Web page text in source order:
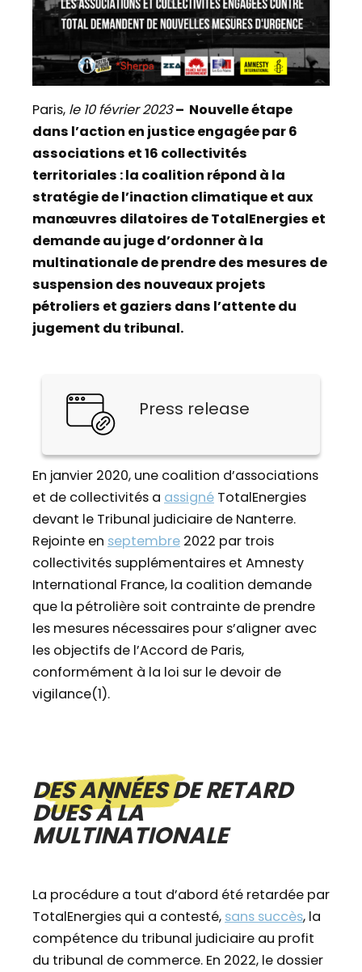
Paris, le 10 février 2023– Nouvelle étape
dans l’action en justice engagée par 6
associations et 16 collectivités
territoriales : la coalition répond à la
stratégie de l’inaction climatique et aux
manœuvres dilatoires de TotalEnergies et
demande au juge d’ordonner à la
multinationale de prendre des mesures de
suspension des nouveaux projets
pétroliers et gaziers dans l’attente du
jugement du tribunal.
Press release
En janvier 2020, une coalition d’associations
et de collectivités a assigné TotalEnergies
devant le Tribunal judiciaire de Nanterre.
Rejointe en septembre 2022 par trois
collectivités supplémentaires et Amnesty
International France, la coalition demande
que la pétrolière soit contrainte de prendre
les mesures nécessaires pour s’aligner avec
les objectifs de l’Accord de Paris,
conformément à la loi sur le devoir de
vigilance(1).
DES ANNÉES DE RETARD
DUES À LA
MULTINATIONALE
La procédure a tout d’abord été retardée par
TotalEnergies qui a contesté, sans succès, la
compétence du tribunal judiciaire au profit
du tribunal de commerce. En 2022, le dossier